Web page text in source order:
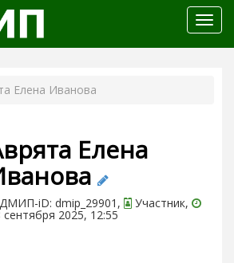
меню
Елена Иванова
Елена
ДМИП-iD: dmip_29901, Участник,
сентября 2025, 12:55